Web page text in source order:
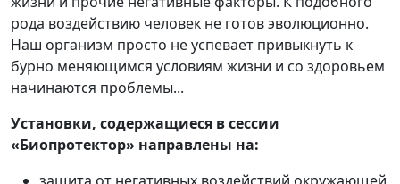
рода воздействию человек не готов эволюционно.
Наш организм просто не успевает привыкнуть к
бурно меняющимся условиям жизни и со здоровьем
начинаются проблемы...
Установки, содержащиеся в сессии
«Биопротектор» направлены на: